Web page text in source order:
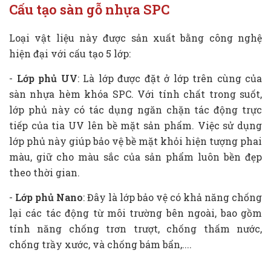
Cấu tạo sàn gỗ nhựa SPC
Loại vật liệu này được sản xuất bằng công nghệ
hiện đại với cấu tạo 5 lớp:
- Lớp phủ UV: Là lớp được đặt ở lớp trên cùng của
sàn nhựa hèm khóa SPC. Với tính chất trong suốt,
lớp phủ này có tác dụng ngăn chặn tác động trực
tiếp của tia UV lên bề mặt sản phẩm. Việc sử dụng
lớp phủ này giúp bảo vệ bề mặt khỏi hiện tượng phai
màu, giữ cho màu sắc của sản phẩm luôn bền đẹp
theo thời gian.
- Lớp phủ Nano: Đây là lớp bảo vệ có khả năng chống
lại các tác động từ môi trường bên ngoài, bao gồm
tính năng chống trơn trượt, chống thấm nước,
chống trầy xước, và chống bám bẩn,....